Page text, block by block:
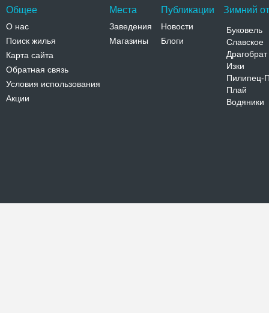
Общее
О нас
Поиск жилья
Карта сайта
Обратная связь
Условия использования
Акции
Места
Заведения
Магазины
Публикации
Новости
Блоги
Зимний
Буковель
Славское
Драгобрат
Изки
Пилипец-
Плай
Водяники